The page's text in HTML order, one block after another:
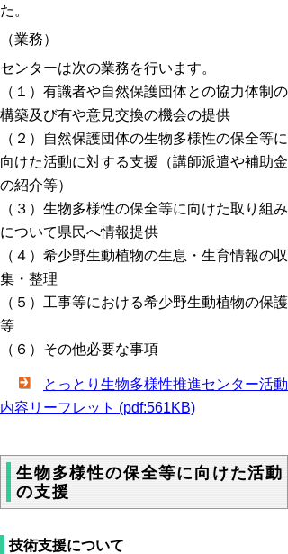
た。
（業務）
センターは次の業務を行います。
（１）有識者や自然保護団体との協力体制の
構築及び有や意見交換の機会の提供
（２）自然保護団体の生物多様性の保全等に
向けた活動に対する支援（講師派遣や補助金
の紹介等）
（３）生物多様性の保全等に向けた取り組み
について県民へ情報提供
（４）希少野生動植物の生息・生育情報の収
集・整理
（５）工事等における希少野生動植物の保護
等
（６）その他必要な事項
とっとり生物多様性推進センター活動
内容リーフレット (pdf:561KB)
生物多様性の保全等に向けた活動
の支援
技術支援について